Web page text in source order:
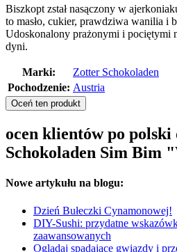
Biszkopt zstał nasączony w
to masło, cukier, prawdziwa wanilia i
Udoskonalony prażonymi i pociętymi
dyni.
Marki:
Zotter Schokoladen
Pochodzenie: Austria
Oceń ten produkt
ocen klientów po
Schokoladen Sim Bim
Nowe artykułu na blogu:
Dzień Bułeczki Cynamonowej!
DIY-Sushi: przydatne
zaawansowanych
Oglądaj spadające gwiazdy i